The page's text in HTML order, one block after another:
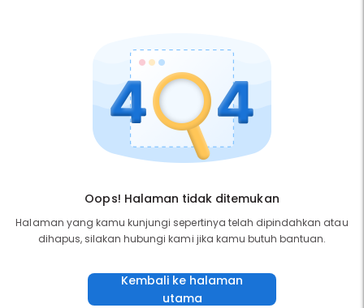
Oops! Halaman tidak ditemukan
Halaman yang kamu kunjungi sepertinya telah dipindahkan atau
dihapus, silakan hubungi kami jika kamu butuh bantuan.
Kembali ke halaman
utama